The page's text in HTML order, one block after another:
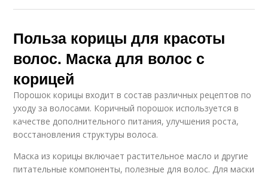
Польза корицы для красоты
волос. Маска для волос с
корицей
Порошок корицы входит в состав различных рецептов по
уходу за волосами. Коричный порошок используется в
качестве дополнительного питания, улучшения роста,
восстановления структуры волоса.
Маска из корицы включает растительное масло и другие
питательные компоненты, полезные для волос. Для маски